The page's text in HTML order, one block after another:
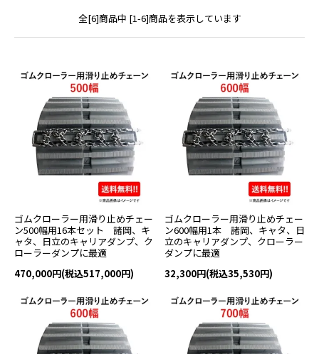
全[6]商品中 [1-6]商品を表示しています
ゴムクローラー用滑り止めチェー
ン500幅用16本セット 諸岡、キ
ャタ、日立のキャリアダンプ、ク
ローラーダンプに最適
470,000円(税込517,000円)
ゴムクローラー用滑り止めチェー
ン600幅用1本 諸岡、キャタ、日
立のキャリアダンプ、クローラー
ダンプに最適
32,300円(税込35,530円)